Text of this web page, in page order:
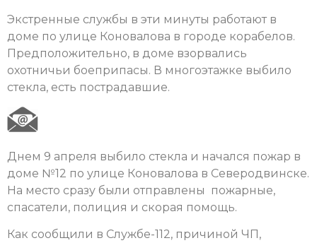
Экстренные службы в эти минуты работают в
доме по улице Коновалова в городе корабелов.
Предположительно, в доме взорвались
охотничьи боеприпасы. В многоэтажке выбило
стекла, есть пострадавшие.
Днем 9 апреля выбило стекла и начался пожар в
доме №12 по улице Коновалова в Северодвинске.
На место сразу были отправлены пожарные,
спасатели, полиция и скорая помощь.
Как сообщили в Службе-112, причиной ЧП,